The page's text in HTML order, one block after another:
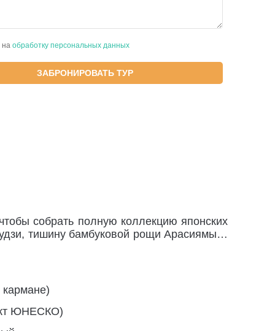
на обработку персональных данных
ЗАБРОНИРОВАТЬ ТУР
собрать полную коллекцию японских
тишину бамбуковой рощи Арасиямы…
ЮНЕСКО)